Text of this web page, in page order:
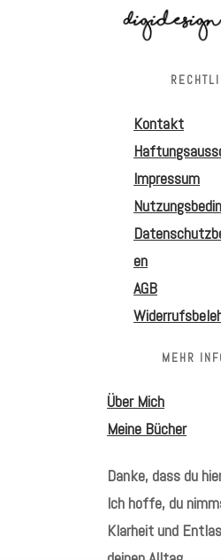
Kontakt
Impressum
en
AGB
MEHR
Über Mich
Meine Bücher
Danke, dass du
Ich hoffe, du
Klarheit und